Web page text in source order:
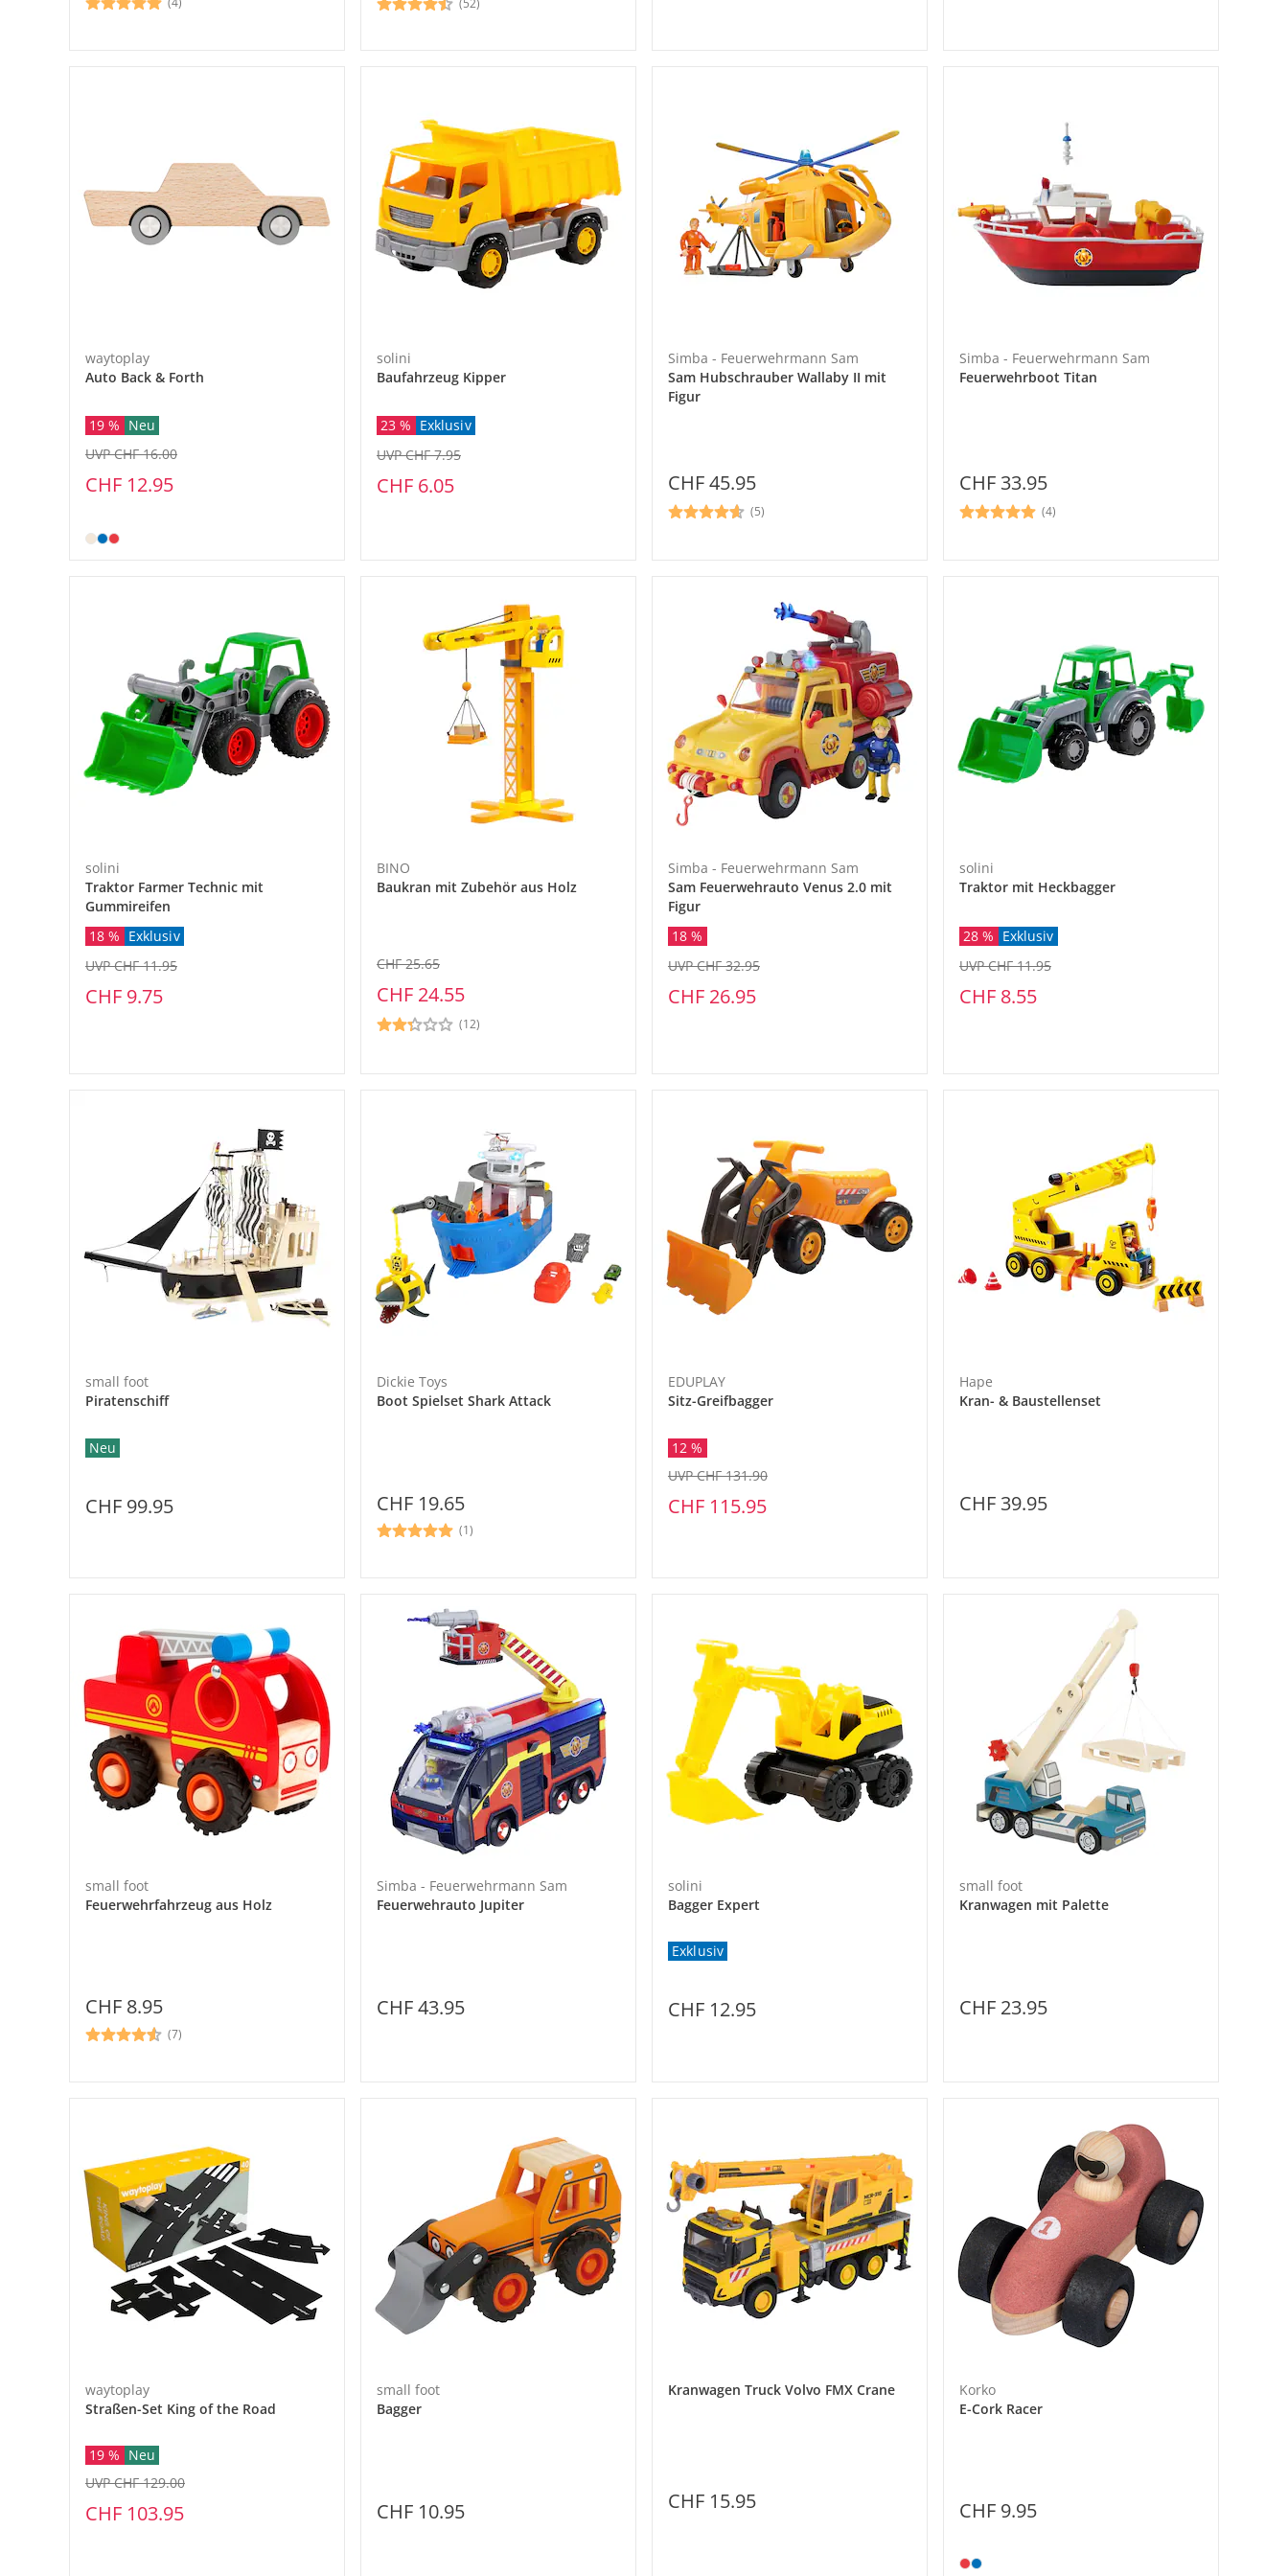
(52)
waytoplay
Auto Back & Forth
19 % Neu
CHF 12.95
UVP CHF 16.00
solini
Baufahrzeug Kipper
23 % Exklusiv
CHF 6.05
UVP CHF 7.95
Simba - Feuerwehrmann Sam
Sam Hubschrauber Wallaby II mit
Figur
CHF 45.95
(5)
Simba - Feuerwehrmann Sam
Feuerwehrboot Titan
CHF 33.95
(4)
solini
Traktor Farmer Technic mit
Gummireifen
18 % Exklusiv
CHF 9.75
UVP CHF 11.95
BINO
Baukran mit Zubehör aus Holz
CHF 25.65
CHF 24.55
(12)
Simba - Feuerwehrmann Sam
Sam Feuerwehrauto Venus 2.0 mit
Figur
18 %
CHF 26.95
UVP CHF 32.95
solini
Traktor mit Heckbagger
28 % Exklusiv
CHF 8.55
UVP CHF 11.95
small foot
Piratenschiff
Neu
CHF 99.95
Dickie Toys
Boot Spielset Shark Attack
CHF 19.65
(1)
EDUPLAY
Sitz-Greifbagger
12 %
CHF 115.95
UVP CHF 131.90
Hape
Kran- & Baustellenset
CHF 39.95
small foot
Feuerwehrfahrzeug aus Holz
CHF 8.95
(7)
Simba - Feuerwehrmann Sam
Feuerwehrauto Jupiter
CHF 43.95
solini
Bagger Expert
Exklusiv
CHF 12.95
small foot
Kranwagen mit Palette
CHF 23.95
waytoplay
Straßen-Set King of the Road
19 % Neu
CHF 103.95
UVP CHF 129.00
small foot
Bagger
CHF 10.95
Kranwagen Truck Volvo FMX Crane
CHF 15.95
Korko
E-Cork Racer
CHF 9.95